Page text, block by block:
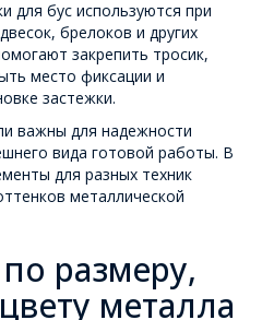
для бус используются при
брелоков и других
закрепить тросик,
место фиксации и
застежки.
важны для надежности
вида готовой работы. В
для разных техник
металлической
размеру,
металла